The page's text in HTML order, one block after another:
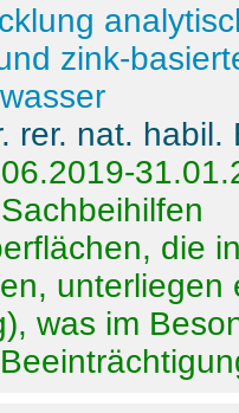
zink-
rer. nat.
die
was im